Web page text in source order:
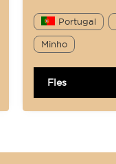
Portugal
Minho
Fles